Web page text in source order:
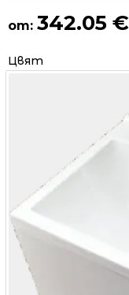
от: 342.05 €
Цвят